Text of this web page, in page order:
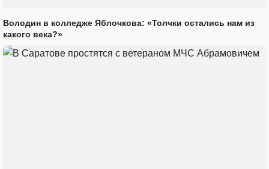
Володин в колледже Яблочкова: «Толчки остались нам из
какого века?»